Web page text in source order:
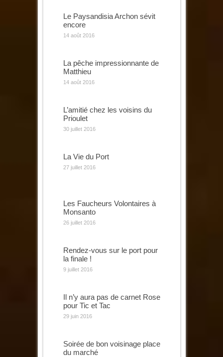
Le Paysandisia Archon sévit
encore
14 août 2016
La pêche impressionnante de
Matthieu
14 août 2016
L’amitié chez les voisins du
Prioulet
30 juillet 2016
La Vie du Port
27 juillet 2016
Les Faucheurs Volontaires à
Monsanto
26 juillet 2016
Rendez-vous sur le port pour
la finale !
9 juillet 2016
Il n’y aura pas de carnet Rose
pour Tic et Tac
29 juin 2016
Soirée de bon voisinage place
du marché